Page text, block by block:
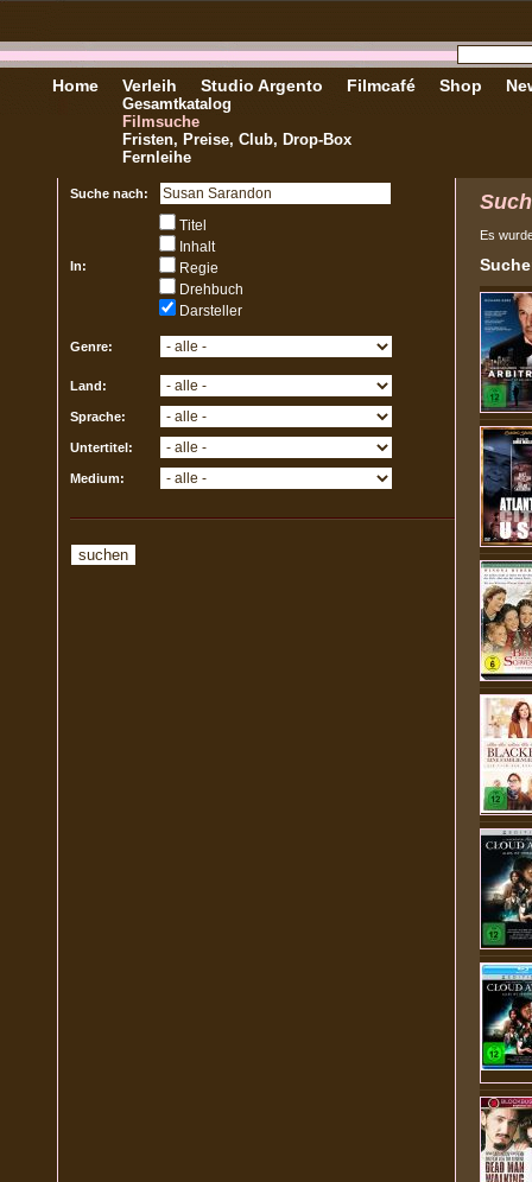
Home Verleih
Gesamtkatalog
Filmsuche
Fristen, Preise, Club, Drop-Box
Fernleihe
Studio Argento Filmcafé Shop
Suche nach:
In:
Titel
Inhalt
Regie
Drehbuch
Darsteller
Genre:
Land:
Sprache:
Untertitel:
Medium:
Es